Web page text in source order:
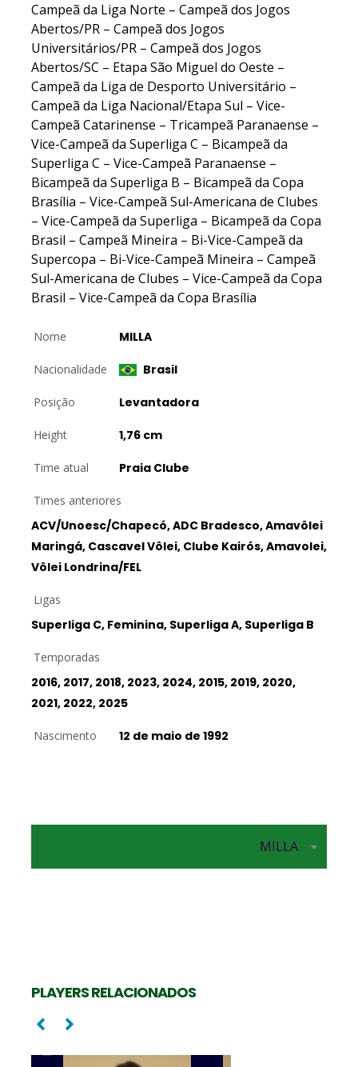
Campeã da Liga Norte – Campeã dos Jogos
Abertos/PR – Campeã dos Jogos
Universitários/PR – Campeã dos Jogos
Abertos/SC – Etapa São Miguel do Oeste –
Campeã da Liga de Desporto Universitário –
Campeã da Liga Nacional/Etapa Sul – Vice-
Campeã Catarinense – Tricampeã Paranaense –
Vice-Campeã da Superliga C – Bicampeã da
Superliga C – Vice-Campeã Paranaense –
Bicampeã da Superliga B – Bicampeã da Copa
Brasília – Vice-Campeã Sul-Americana de Clubes
– Vice-Campeã da Superliga – Bicampeã da Copa
Brasil – Campeã Mineira – Bi-Vice-Campeã da
Supercopa – Bi-Vice-Campeã Mineira – Campeã
Sul-Americana de Clubes – Vice-Campeã da Copa
Brasil – Vice-Campeã da Copa Brasília
Nome MILLA
Nacionalidade Brasil
Posição Levantadora
Height 1,76 cm
Time atual Praia Clube
Times anteriores
ACV/Unoesc/Chapecó, ADC Bradesco, Amavôlei
Maringá, Cascavel Vôlei, Clube Kairós, Amavolei,
Vôlei Londrina/FEL
Ligas
Superliga C, Feminina, Superliga A, Superliga B
Temporadas
2016, 2017, 2018, 2023, 2024, 2015, 2019, 2020,
2021, 2022, 2025
Nascimento 12 de maio de 1992
MILLA
PLAYERS RELACIONADOS
Levantadora
Levantadora